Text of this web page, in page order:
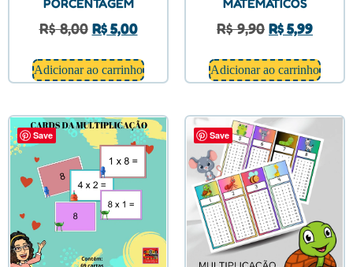
R$8,00 R$5,00
Adicionar ao carrinho
R$9,90 R$5,99
Adicionar ao carrinho
Save Save